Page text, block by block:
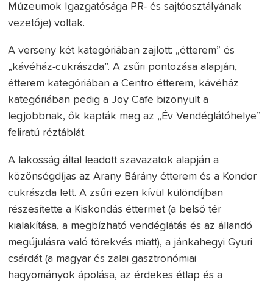
Múzeumok Igazgatósága PR- és sajtóosztályának
vezetője) voltak.
A verseny két kategóriában zajlott: „étterem” és
„kávéház-cukrászda”. A zsűri pontozása alapján,
étterem kategóriában a Centro étterem, kávéház
kategóriában pedig a Joy Cafe bizonyult a
legjobbnak, ők kapták meg az „Év Vendéglátóhelye”
feliratú réztáblát.
A lakosság által leadott szavazatok alapján a
közönségdíjas az Arany Bárány étterem és a Kondor
cukrászda lett. A zsűri ezen kívül különdíjban
részesítette a Kiskondás éttermet (a belső tér
kialakítása, a megbízható vendéglátás és az állandó
megújulásra való törekvés miatt), a jánkahegyi Gyuri
csárdát (a magyar és zalai gasztronómiai
hagyományok ápolása, az érdekes étlap és a